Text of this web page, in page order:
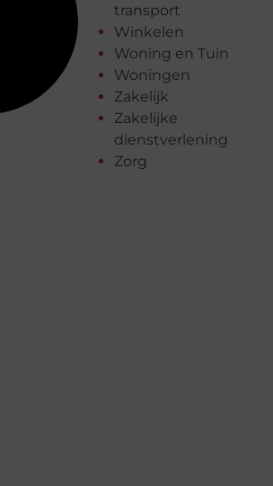
transport
Winkelen
Woning en Tuin
Woningen
Zakelijk
Zakelijke
dienstverlening
Zorg